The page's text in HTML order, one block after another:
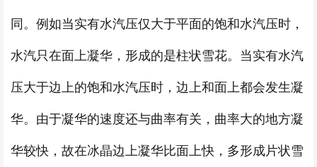
同。例如当实有水汽压仅大于平面的饱和水汽压时，
水汽只在面上凝华，形成的是柱状雪花。当实有水汽
压大于边上的饱和水汽压时，边上和面上都会发生凝
华。由于凝华的速度还与曲率有关，曲率大的地方凝
华较快，故在冰晶边上凝华比面上快，多形成片状雪